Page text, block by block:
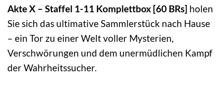
Akte X – Staffel 1-11 Komplettbox [60 BRs] holen
Sie sich das ultimative Sammlerstück nach Hause
– ein Tor zu einer Welt voller Mysterien,
Verschwörungen und dem unermüdlichen Kampf
der Wahrheitssucher.